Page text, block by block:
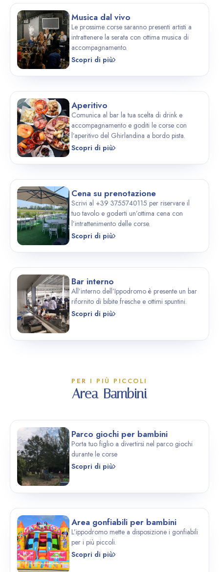
Musica dal vivo
Le prossime corse saranno presenti artisti a
intrattenere la serata con ottima musica di
accompagnamento.
Scopri di più
Aperitivo
Comunica al bar la tua scelta di drink e
accompagnamento e goditi le corse con
l’aperitivo del Ghirlandina a bordo pista.
Scopri di più
Cena su prenotazione
Scrivi al +39 3755740115 per riservare il
tuo tavolo e goderti un’ottima cena con
l’intrattenimento delle corse.
Scopri di più
Bar interno
All’interno dell’Ippodromo è presente un bar
rifornito di bibite fresche e ottimi spuntini.
Scopri di più
PER I PIÙ PICCOLI
Area Bambini
Parco giochi per bambini
Porta tuo figlio a divertirsi nel parco giochi
durante le corse
Scopri di più
Area gonfiabili per bambini
L’ippodromo mette a disposizione i gonfiabili
per i più piccoli.
Scopri di più